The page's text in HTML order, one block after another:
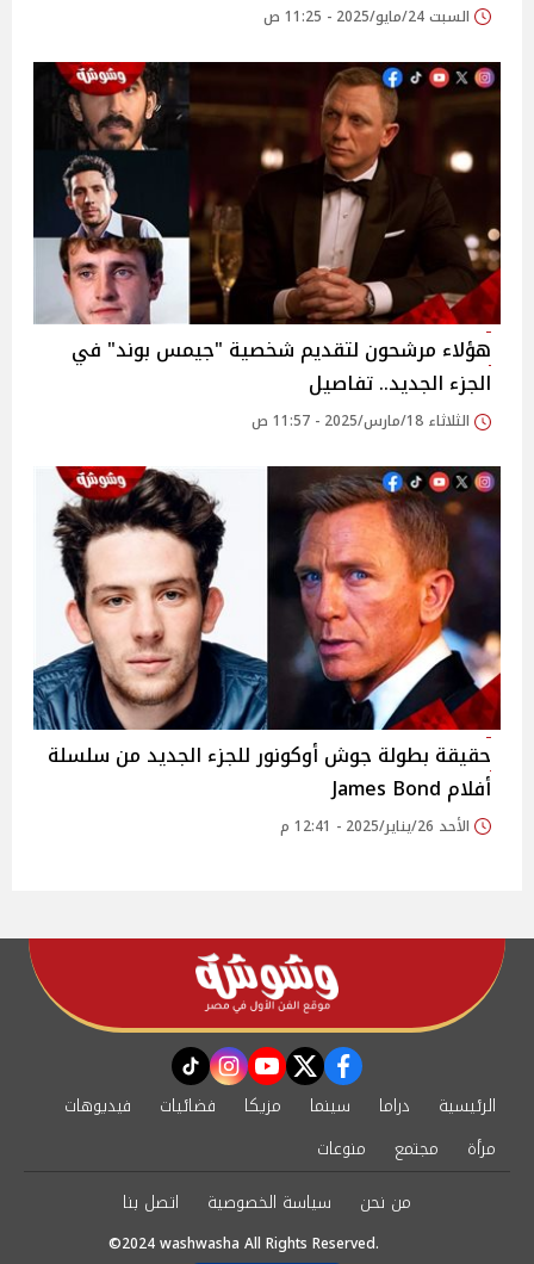
السبت 24/مايو/2025 - 11:25 ص
هؤلاء مرشحون لتقديم شخصية "جيمس بوند" في
الجزء الجديد.. تفاصيل
الثلاثاء 18/مارس/2025 - 11:57 ص
حقيقة بطولة جوش أوكونور للجزء الجديد من سلسلة
أفلام James Bond
الأحد 26/يناير/2025 - 12:41 م
facebook
twitter
youtube
instagram
tiktok
الرئيسية دراما سينما مزيكا فضائيات
فيديوهات
مرأة
مجتمع
منوعات
من نحن
سياسة الخصوصية اتصل بنا
©2024 washwasha All Rights Reserved.